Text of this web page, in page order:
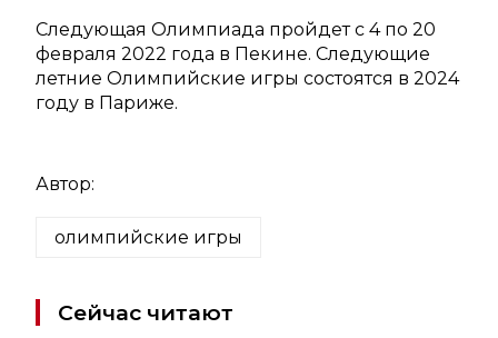
Следующая Олимпиада пройдет с 4 по 20
февраля 2022 года в Пекине. Следующие
летние Олимпийские игры состоятся в 2024
году в Париже.
Автор:
олимпийские игры
Сейчас читают